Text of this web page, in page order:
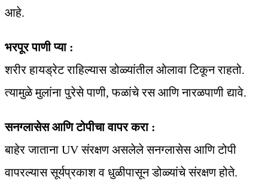
आहे.
भरपूर पाणी प्या :
शरीर हायड्रेट राहिल्यास डोळ्यांतील ओलावा टिकून राहतो.
त्यामुळे मुलांना पुरेसे पाणी, फळांचे रस आणि नारळपाणी द्यावे.
सनग्लासेस आणि टोपीचा वापर करा :
बाहेर जाताना UV संरक्षण असलेले सनग्लासेस आणि टोपी
वापरल्यास सूर्यप्रकाश व धुळीपासून डोळ्यांचे संरक्षण होते.